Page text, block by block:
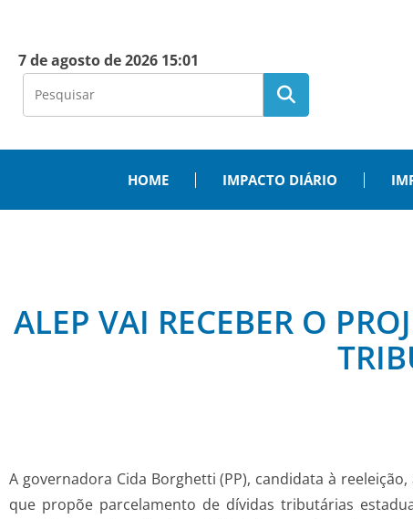
7 de agosto de 2026 15:01
HOME IMPACTO DIÁRIO
ALEP VAI RECEBER O
A governadora Cida Borghetti (PP), candidata à
que propõe parcelamento de dívidas tributárias